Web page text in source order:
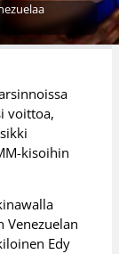
voittoa,
kisoihin
Venezuelan
Edy